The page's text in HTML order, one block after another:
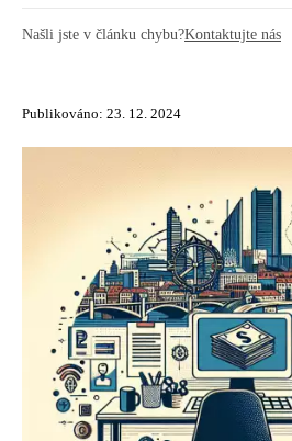
Našli jste v článku chybu?Kontaktujte nás
Publikováno: 23. 12. 2024